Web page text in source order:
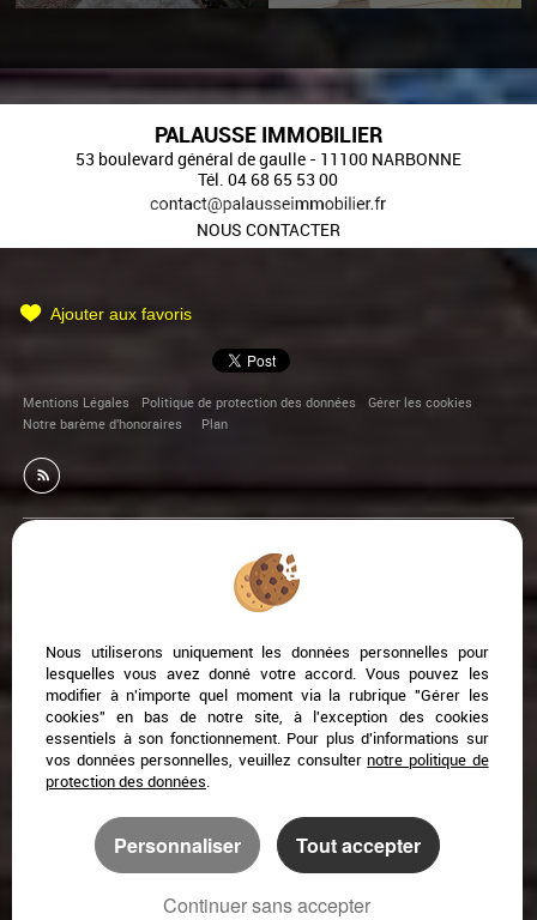
PALAUSSE IMMOBILIER
53 boulevard général de gaulle - 11100 NARBONNE
Tél.04 68 65 53 00
NOUS CONTACTER
Ajouter aux favoris
Mentions Légales Politique de protection des données
Gérer les cookies
Notre barème d'honoraires
Plan
Afin de vous offrir un confort de lecture permanent, depuis
votre PC, votre tablette ou votre smartphone, notre site
Logiciel transaction
Création site internet immobilier
Référencement site immobilier
Narbonne (11100)
Coursan (11110)
Ventenac En Minervois (11120)
Armissan (11110)
Salleles D'aude (11590)
Marcorignan (11120)
Ginestas (11120)
Nous utiliserons uniquement les données personnelles pour
lesquelles vous avez donné votre accord. Vous pouvez les
modifier à n'importe quel moment via la rubrique "Gérer les
cookies" en bas de notre site, à l'exception des cookies
essentiels à son fonctionnement. Pour plus d'informations sur
vos données personnelles, veuillez consulternotre politique de
protection des données.
Personnaliser Tout accepter
Continuer sans accepter